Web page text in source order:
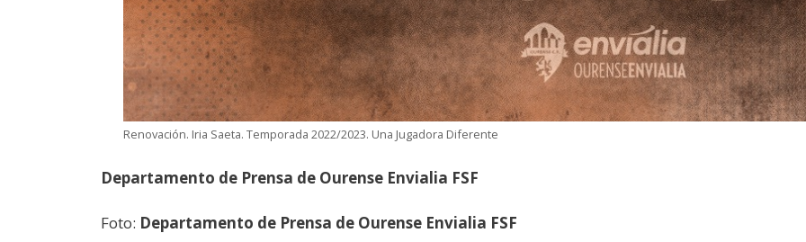
Renovación. Iria Saeta. Temporada 2022/2023. Una Jugadora Diferente
Departamento de Prensa de Ourense Envialia FSF
Foto: Departamento de Prensa de Ourense Envialia FSF